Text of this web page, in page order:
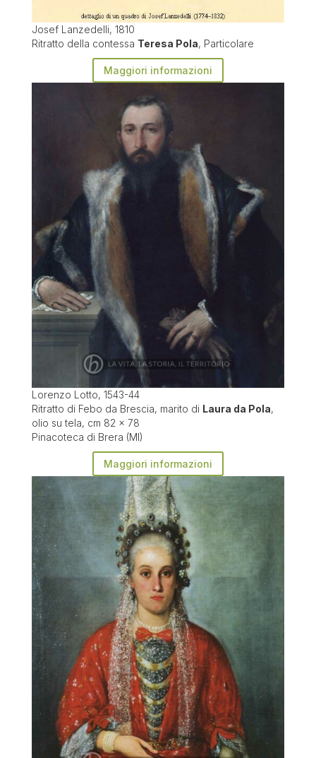
Josef Lanzedelli, 1810
Ritratto della contessa Teresa Pola, Particolare
Maggiori informazioni
Lorenzo Lotto, 1543-44
Ritratto di Febo da Brescia, marito di Laura da Pola,
olio su tela, cm 82 x 78
Pinacoteca di Brera (MI)
Maggiori informazioni